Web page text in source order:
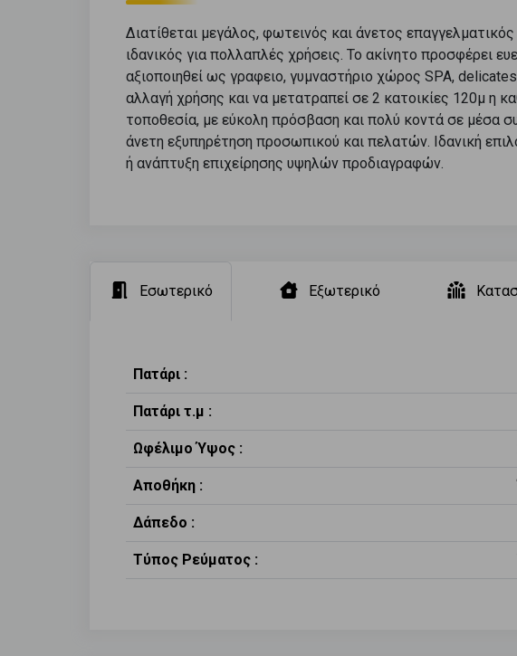
Διατίθεται μεγάλος, φωτεινός και άνετος
ιδανικός για πολλαπλές χρήσεις. Το ακίνητο προσφέρει
αξιοποιηθεί ως γραφειο, γυμναστήριο χώρος SPA,
αλλαγή χρήσης και να μετατραπεί σε 2 κατοικίες 120μ η
τοποθεσία, με εύκολη πρόσβαση και πολύ κοντά σε μέσα
άνετη εξυπηρέτηση προσωπικού και πελατών. Ιδανική
ή ανάπτυξη επιχείρησης υψηλών προδιαγραφών.
Εσωτερικό Εξωτερικό
Πατάρι :
Πατάρι τ.μ :
Ωφέλιμο Ύψος :
Αποθήκη :
Δάπεδο :
Τύπος Ρεύματος :